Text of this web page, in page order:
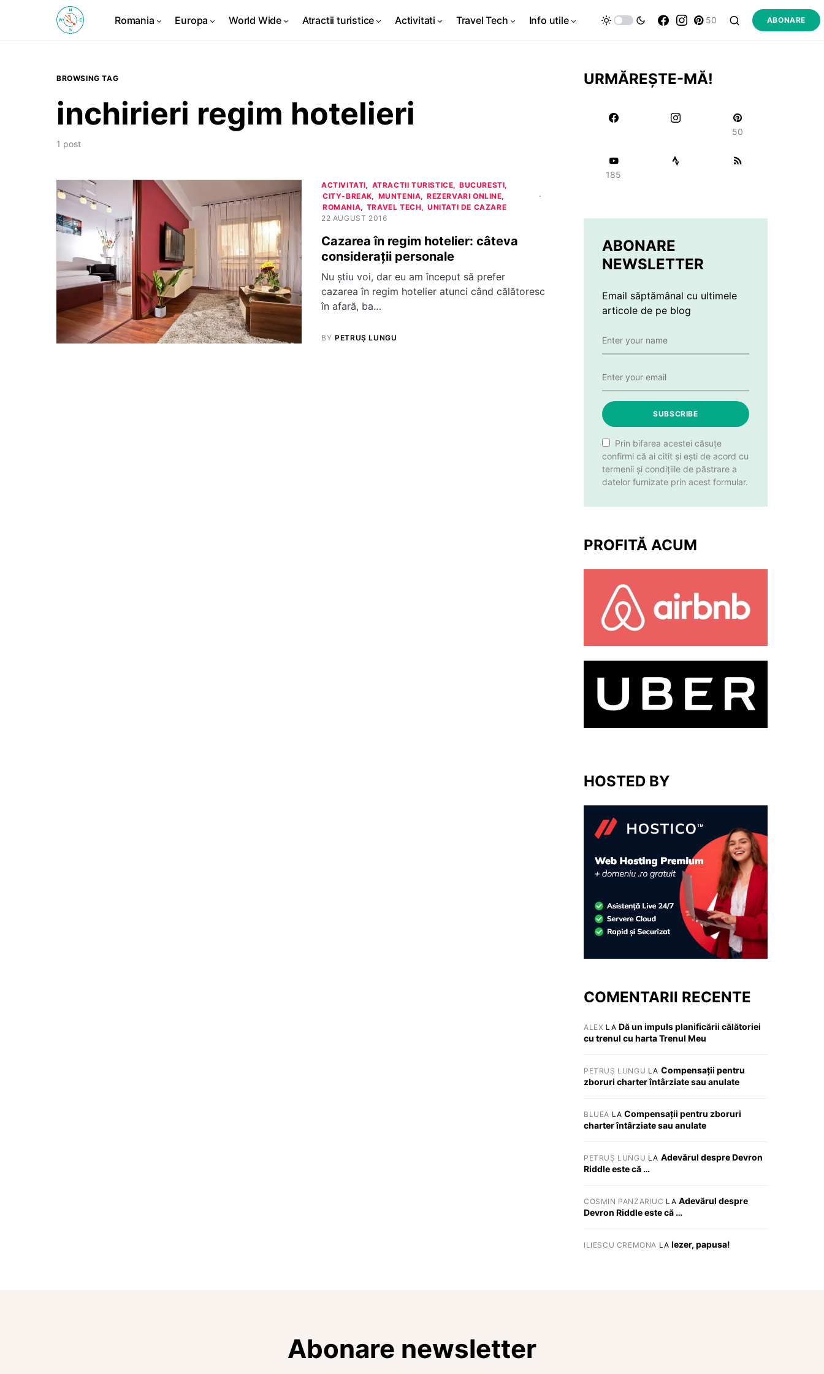
Romania Europa World Wide Atractii turistice Activitati Travel Tech Info utile 50 ABONARE
BROWSING TAG
inchirieri regim hotelieri
1 post
ACTIVITATI ATRACTII TURISTICE
BUCURESTI
CITY-BREAK
MUNTENIA
REZERVARI ONLINE
ROMANIA
TRAVEL TECH
UNITATI DE CAZARE
22 AUGUST 2016
Cazarea în regim hotelier: câteva
considerații personale
Nu știu voi, dar eu am început să prefer
cazarea în regim hotelier atunci când călătoresc
în afară, ba…
BY PETRUȘ LUNGU
URMĂREȘTE-MĂ!
50
185
ABONARE
NEWSLETTER
Email săptămânal cu ultimele
articole de pe blog
SUBSCRIBE
Prin bifarea acestei căsuțe
confirmi că ai citit și ești de acord cu
termenii și condițiile de păstrare a
datelor furnizate prin acest formular.
PROFITĂ ACUM
HOSTED BY
COMENTARII RECENTE
ALEX LA Dă un impuls planificării călătoriei
cu trenul cu harta Trenul Meu
PETRUȘ LUNGU LA Compensații pentru
zboruri charter întârziate sau anulate
BLUEA LACompensații pentru zboruri
charter întârziate sau anulate
PETRUȘ LUNGU LA Adevărul despre Devron
Riddle este că …
COSMIN PANZARIUC LA Adevărul despre
Devron Riddle este că …
ILIESCU CREMONA LA Iezer, papusa!
Abonare newsletter